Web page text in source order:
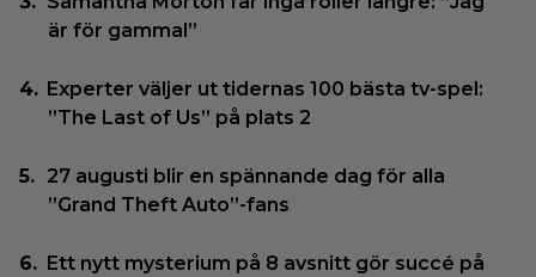
är för gammal”
Experter väljer ut tidernas 100 bästa tv-spel:
”The Last of Us” på plats 2
27 augusti blir en spännande dag för alla
”Grand Theft Auto”-fans
Ett nytt mysterium på 8 avsnitt gör succé på